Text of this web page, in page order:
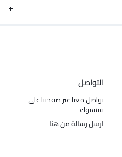
التواصل
تواصل معنا عبر صفحتنا على
فيسبوك
ارسل رسالة من هنا